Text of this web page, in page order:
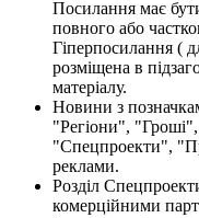
Посилання має
повного або
Гіперпосилання (
розміщена в
матеріалу.
Новини з
"Регіони",
"Спецпроекти",
реклами.
Розділ
комерційними